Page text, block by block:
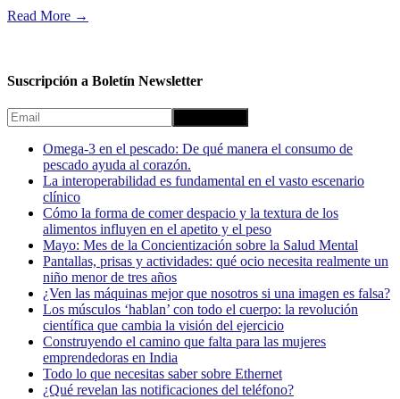
Read More →
Suscripción a Boletín Newsletter
Omega-3 en el pescado: De qué manera el consumo de
pescado ayuda al corazón.
La interoperabilidad es fundamental en el vasto escenario
clínico
Cómo la forma de comer despacio y la textura de los
alimentos influyen en el apetito y el peso
Mayo: Mes de la Concientización sobre la Salud Mental
Pantallas, prisas y actividades: qué ocio necesita realmente un
niño menor de tres años
¿Ven las máquinas mejor que nosotros si una imagen es falsa?
Los músculos ‘hablan’ con todo el cuerpo: la revolución
científica que cambia la visión del ejercicio
Construyendo el camino que falta para las mujeres
emprendedoras en India
Todo lo que necesitas saber sobre Ethernet
¿Qué revelan las notificaciones del teléfono?